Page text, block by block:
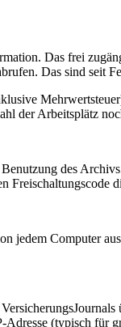
Das frei
Das sind
der Arbeitsplätz
des
jedem Computer
(typisch für